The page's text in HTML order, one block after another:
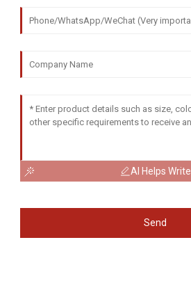
AI Helps Write
Send